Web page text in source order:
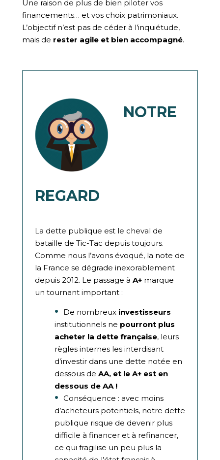
Une raison de plus de bien piloter vos
financements… et vos choix patrimoniaux.
L’objectif n’est pas de céder à l’inquiétude,
mais de rester agile et bien accompagné.
NOTRE
REGARD
La dette publique est le cheval de
bataille de Tic-Tac depuis toujours.
Comme nous l’avons évoqué, la note de
la France se dégrade inexorablement
depuis 2012. Le passage à A+marque
un tournant important :
De nombreux investisseurs
institutionnels ne pourront plus
acheter la dette française, leurs
règles internes les interdisant
d’investir dans une dette notée en
dessous de AA, et le A+ est en
dessous de AA !
Conséquence : avec moins
d’acheteurs potentiels, notre dette
publique risque de devenir plus
difficile à financer et à refinancer,
ce qui fragilise un peu plus la